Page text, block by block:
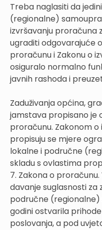
Treba naglasiti da
(regionalne)
izvršavanju proračuna
ugraditi odgovarajuće
proračunu i Zakonu o
osiguralo normalno
javnih rashoda i
Zaduživanja općina,
jamstava propisano je
proračunu. Zakonom o
propisuju se mjere
lokalne i područne
skladu s ovlastima
7. Zakona o
davanje suglasnosti za
područne (regionalne)
godini ostvarila
poslovanja, a pod